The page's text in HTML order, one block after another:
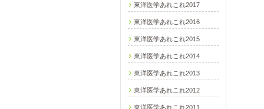
東洋医学あれこれ2017
東洋医学あれこれ2016
東洋医学あれこれ2015
東洋医学あれこれ2014
東洋医学あれこれ2013
東洋医学あれこれ2012
東洋医学あれこれ2011